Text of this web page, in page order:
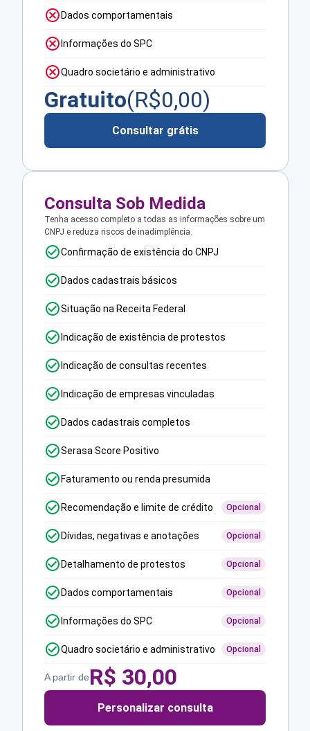
Dados comportamentais
Informações do SPC
Quadro societário e administrativo
Gratuito(R$0,00)
Consultar grátis
Consulta Sob Medida
Tenha acesso completo a todas as informações sobre um
CNPJ e reduza riscos de inadimplência.
Confirmação de existência do CNPJ
Dados cadastrais básicos
Situação na Receita Federal
Indicação de existência de protestos
Indicação de consultas recentes
Indicação de empresas vinculadas
Dados cadastrais completos
Serasa Score Positivo
Faturamento ou renda presumida
Recomendação e limite de crédito Opcional
Dívidas, negativas e anotações Opcional
Detalhamento de protestos Opcional
Dados comportamentais Opcional
Informações do SPC Opcional
Quadro societário e administrativo Opcional
A partir deR$ 30,00
Personalizar consulta